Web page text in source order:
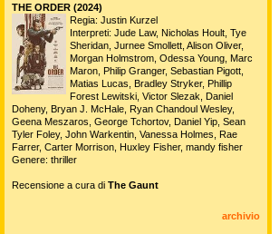
THE ORDER (2024)
Regia: Justin Kurzel
Interpreti: Jude Law, Nicholas Hoult, Tye
Sheridan, Jurnee Smollett, Alison Oliver,
Morgan Holmstrom, Odessa Young, Marc
Maron, Philip Granger, Sebastian Pigott,
Matias Lucas, Bradley Stryker, Phillip
Forest Lewitski, Victor Slezak, Daniel
Doheny, Bryan J. McHale, Ryan Chandoul Wesley,
Geena Meszaros, George Tchortov, Daniel Yip, Sean
Tyler Foley, John Warkentin, Vanessa Holmes, Rae
Farrer, Carter Morrison, Huxley Fisher, mandy fisher
Genere: thriller
Recensione a cura di The Gaunt
archivio